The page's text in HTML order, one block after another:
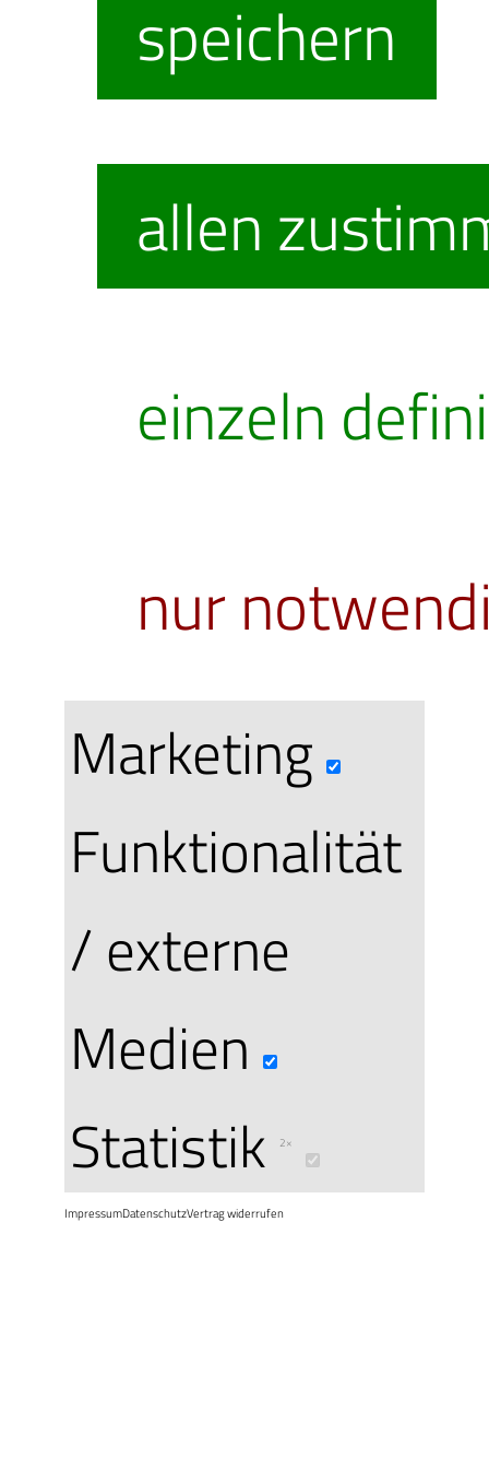
werden
keinen
daraufhin
per eMail,
bei uns
müssen
daraus
Ihr(e)
speichern
allen
einzeln
nur
Marketing
Funktionalität
/ externe
Medien
Statistik
2×
ImpressumDatenschutzVertrag widerrufen